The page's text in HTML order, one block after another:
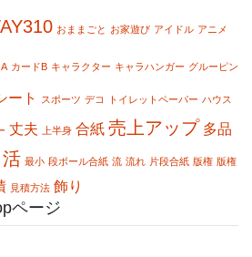
おままごと お家遊び アイドル アニメ
カードB キャラクター キャラハンガー グルーピン
ート スポーツ デコ トイレットペーパー ハウス
丈夫 上半身 合紙 売上アップ 多品
最小 段ボール合紙 流 流れ 片段合紙 版権 版権
見積方法 飾り
ページ